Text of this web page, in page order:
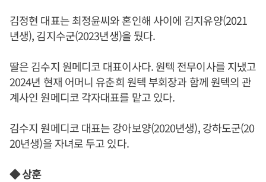
김정현 대표는 최정윤씨와 혼인해 사이에 김지유양(2021
년생), 김지수군(2023년생)을 뒀다.
딸은 김수지 원메디코 대표이사다. 원텍 전무이사를 지냈고
2024년 현재 어머니 유춘희 원텍 부회장과 함께 원텍의 관
계사인 원메디코 각자대표를 맡고 있다.
김수지 원메디코 대표는 강아보양(2020년생), 강하도군(20
20년생)을 자녀로 두고 있다.
◆ 상훈